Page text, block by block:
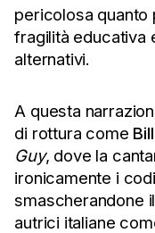
pericolosa quanto
fragilità educativa
alternativi.
A questa
di rottura come
Guy, dove la
ironicamente i
smascherandone
autrici italiane